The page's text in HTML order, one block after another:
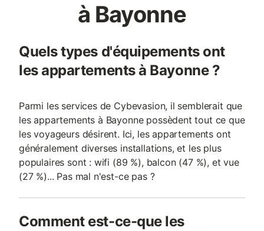
à Bayonne
Quels types d'équipements ont
les appartements à Bayonne ?
Parmi les services de Cybevasion, il semblerait que
les appartements à Bayonne possèdent tout ce que
les voyageurs désirent. Ici, les appartements ont
généralement diverses installations, et les plus
populaires sont : wifi (89 %), balcon (47 %), et vue
(27 %)... Pas mal n'est-ce pas ?
Comment est-ce-que les